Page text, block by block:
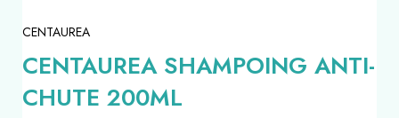
CENTAUREA
CENTAUREA SHAMPOING ANTI-
CHUTE 200ML